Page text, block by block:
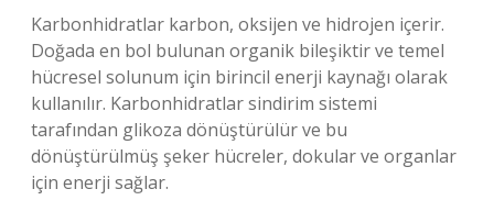
Karbonhidratlar karbon, oksijen ve hidrojen içerir.
Doğada en bol bulunan organik bileşiktir ve temel
hücresel solunum için birincil enerji kaynağı olarak
kullanılır. Karbonhidratlar sindirim sistemi
tarafından glikoza dönüştürülür ve bu
dönüştürülmüş şeker hücreler, dokular ve organlar
için enerji sağlar.